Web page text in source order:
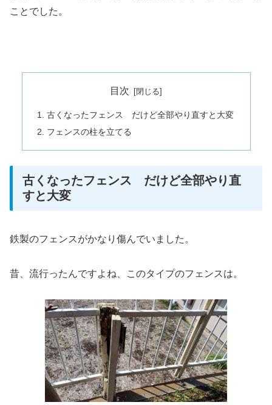
ことでした。
目次
古くなったフェンス だけど全部やり直すと大変
フェンスの柱を立てる
古くなったフェンス だけど全部やり直
すと大変
鉄製のフェンスがかなり傷んでいました。
昔、流行ったんですよね、このタイプのフェンスは。